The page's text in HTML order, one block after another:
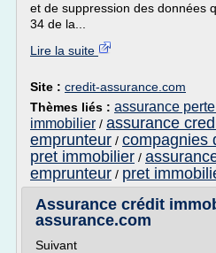
et de suppression des données
34 de la...
Lire la suite
Site : credit-assurance.com
Thèmes liés : assurance
immobilier / assurance
emprunteur / compagnies
pret immobilier /
emprunteur / pret
Assurance crédit
assurance.com
Suivant